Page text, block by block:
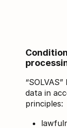
data in
principles: